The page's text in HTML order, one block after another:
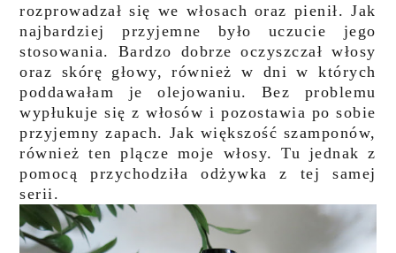
rozprowadzał się we włosach oraz pienił. Jak
najbardziej przyjemne było uczucie jego
stosowania. Bardzo dobrze oczyszczał włosy
oraz skórę głowy, również w dni w których
poddawałam je olejowaniu. Bez problemu
wypłukuje się z włosów i pozostawia po sobie
przyjemny zapach. Jak większość szamponów,
również ten plącze moje włosy. Tu jednak z
pomocą przychodziła odżywka z tej samej
serii.